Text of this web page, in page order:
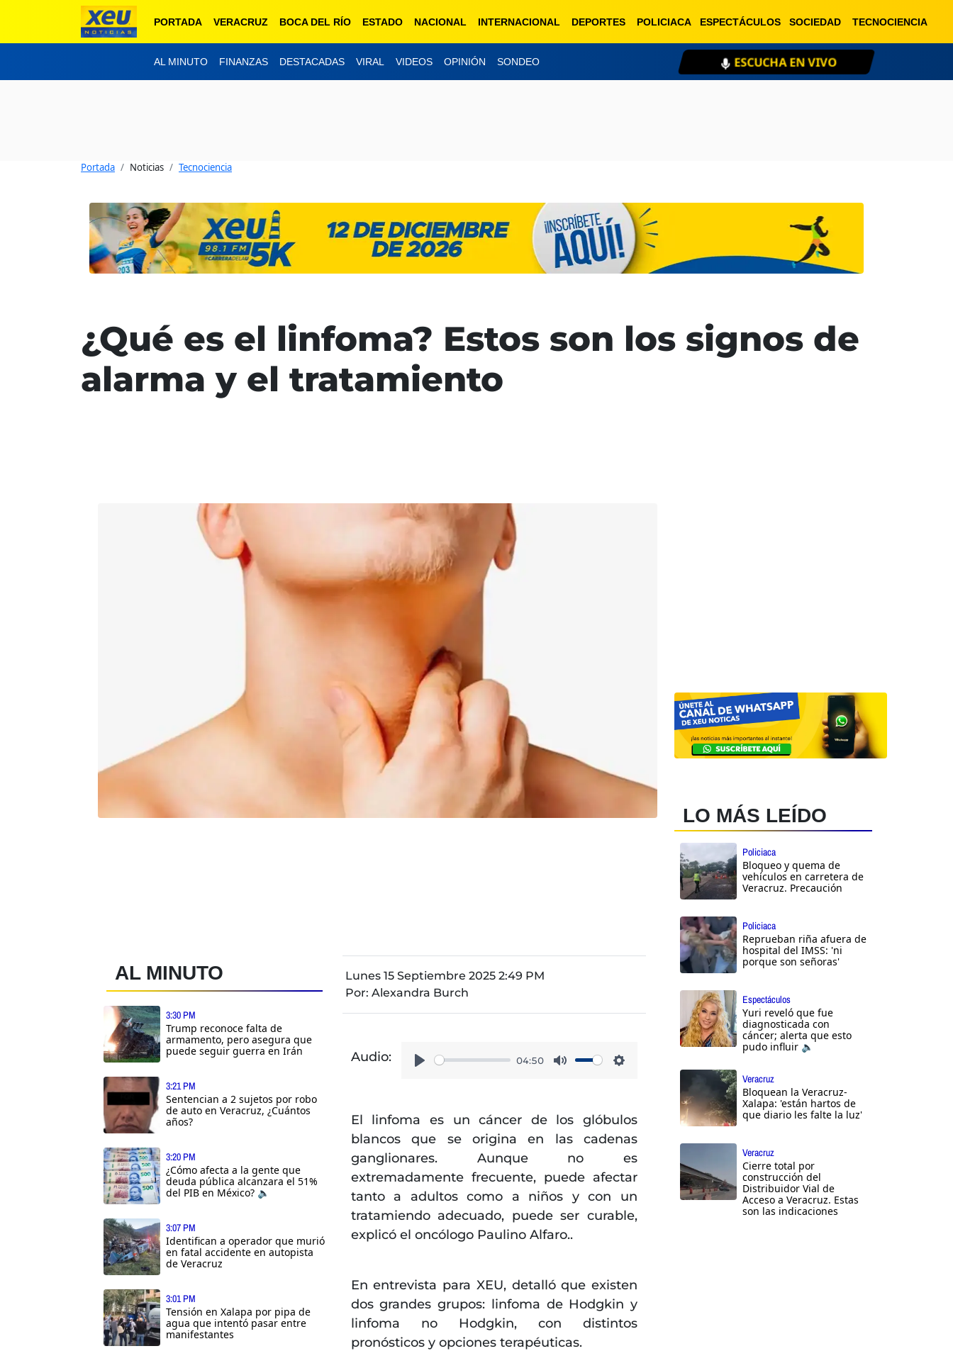
PORTADA VERACRUZ BOCA DEL RÍO ESTADO NACIONAL INTERNACIONAL DEPORTES POLICIACA ESPECTÁCULOS SOCIEDAD TECNOCIENCIA
AL MINUTO FINANZAS DESTACADAS VIRAL VIDEOS OPINIÓN SONDEO ESCUCHA EN VIVO
Portada Noticias Tecnociencia
¿Qué es el linfoma? Estos son los signos de
alarma y el tratamiento
AL MINUTO
3:30 PM
Trump reconoce falta de
armamento, pero asegura que
puede seguir guerra en Irán
3:21 PM
Sentencian a 2 sujetos por robo
de auto en Veracruz, ¿Cuántos
años?
3:20 PM
¿Cómo afecta a la gente que
deuda pública alcanzara el 51%
del PIB en México? 🔈
3:07 PM
Identifican a operador que murió
en fatal accidente en autopista
de Veracruz
3:01 PM
Tensión en Xalapa por pipa de
agua que intentó pasar entre
manifestantes
Lunes 15 Septiembre 2025 2:49 PM
Por: Alexandra Burch
Audio:
04:50
El linfoma es un cáncer de los glóbulos
blancos que se origina en las cadenas
ganglionares. Aunque no es
extremadamente frecuente, puede afectar
tanto a adultos como a niños y con un
tratamiendo adecuado, puede ser curable,
explicó el oncólogo Paulino Alfaro..
En entrevista para XEU, detalló que existen
dos grandes grupos: linfoma de Hodgkin y
linfoma no Hodgkin, con distintos
pronósticos y opciones terapéuticas.
LO MÁS LEÍDO
Policiaca
Bloqueo y quema de
vehículos en carretera de
Veracruz. Precaución
Policiaca
Reprueban riña afuera de
hospital del IMSS: 'ni
porque son señoras'
Espectáculos
Yuri reveló que fue
diagnosticada con
cáncer; alerta que esto
pudo influir 🔈
Veracruz
Bloquean la Veracruz-
Xalapa: 'están hartos de
que diario les falte la luz'
Veracruz
Cierre total por
construcción del
Distribuidor Vial de
Acceso a Veracruz. Estas
son las indicaciones